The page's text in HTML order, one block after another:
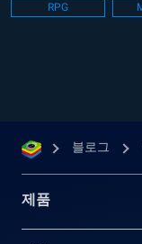
쉽게 즐길 수 있는 게임
RPG
블로그
제품